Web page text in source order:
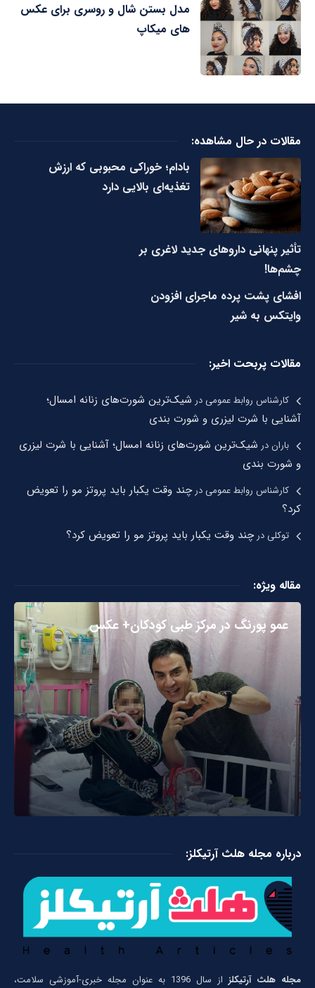
مدل بستن شال و روسری برای عکس
های میکاپ
مقالات در حال مشاهده:
بادام؛ خوراکی محبوبی که ارزش
تغذیه‌ای بالایی دارد
تأثیر پنهانی داروهای جدید لاغری بر
چشم‌ها!
افشای پشت پرده ماجرای افزودن
وایتکس به شیر
مقالات پربحت اخیر:
کارشناس روابط عمومیدر شیک‌ترین شورت‌های زنانه امسال؛
آشنایی با شرت لیزری و شورت بندی
باراندر شیک‌ترین شورت‌های زنانه امسال؛ آشنایی با شرت لیزری
و شورت بندی
کارشناس روابط عمومیدرچند وقت یکبار باید پروتز مو را تعویض
کرد؟
توکلیدرچند وقت یکبار باید پروتز مو را تعویض کرد؟
مقاله ویژه:
عمو پورنگ در مرکز طبی کودکان+ عکس
درباره مجله هلث آرتیکلز:
مجله هلث آرتیکلز
از سال 1396 به عنوان مجله خبری-آموزشی سلامت،